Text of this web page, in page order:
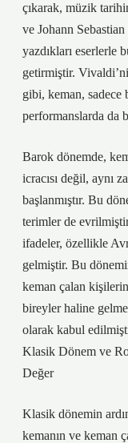
çıkarak, müzik
ve Johann
yazdıkları eserlerle
getirmiştir.
gibi, keman, sadece
performanslarda da
Barok dönemde,
icracısı değil, aynı
başlanmıştır. Bu
terimler de
ifadeler, özellikle
gelmiştir. Bu
keman çalan
bireyler haline
olarak kabul
Klasik Dönem ve
Değer
Klasik dönemin
kemanın ve keman